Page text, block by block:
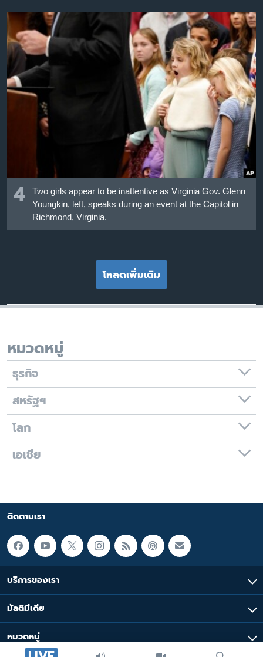
4
Two girls appear to be inattentive as Virginia Gov. Glenn
Youngkin, left, speaks during an event at the Capitol in
Richmond, Virginia.
โหลดเพิ่มเติม
หมวดหมู่
ธุรกิจ
สหรัฐฯ
โลก
เอเชีย
ติดตามเรา
บริการของเรา
มัลติมีเดีย
หมวดหมู่